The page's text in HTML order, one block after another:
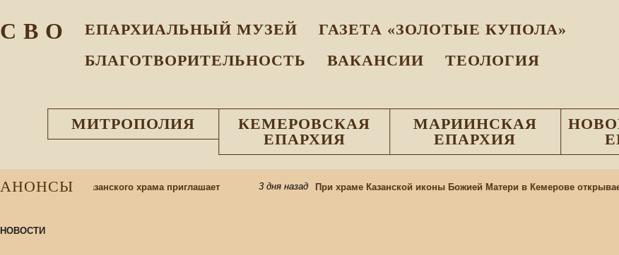
С В О ЕПАРХИАЛЬНЫЙ МУЗEЙ
ГАЗЕТА «ЗОЛОТЫЕ КУПОЛА»
БЛАГОТВОРИТЕЛЬНОСТЬ
ВАКАНСИИ ТЕОЛОГИЯ
МИТРОПОЛИЯ
КЕМЕРОВСКАЯ
ЕПАРХИЯ
МАРИИНСКАЯ
ЕПАРХИЯ
АНОНСЫ
приход Казанского храма приглашает 3 дня назад При храме Казанской иконы Божией Матери в Кемерове
НОВОСТИ